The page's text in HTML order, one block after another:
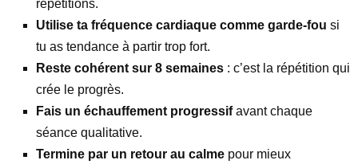
répétitions.
Utilise ta fréquence cardiaque comme garde-fou si
tu as tendance à partir trop fort.
Reste cohérent sur 8 semaines : c’est la répétition qui
crée le progrès.
Fais un échauffement progressifavant chaque
séance qualitative.
Termine par un retour au calme pour mieux